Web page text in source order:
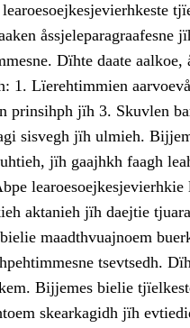
åssjeleparagraafesne
Dïhte daate
1. Lïerehtimmien
prinsihph jïh 3. Skuvlen
sisvegh jïh ulmieh.
jïh gaajhkh faagh
aktanieh jïh daejtie
maadthvuajnoem
tsevtsedh.
Bijjemes bielie
skearkagidh jïh